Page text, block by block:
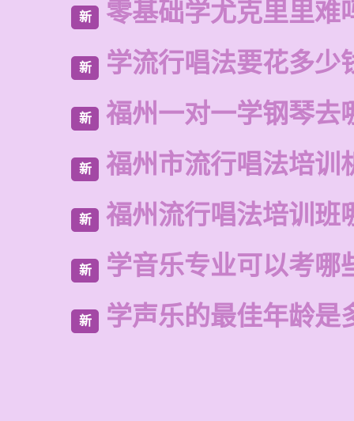
新 零基础学尤克里里难
新 学流行唱法要花多少
新 福州一对一学钢琴去
新 福州市流行唱法培训
新 福州流行唱法培训班
新 学音乐专业可以考哪
新 学声乐的最佳年龄是